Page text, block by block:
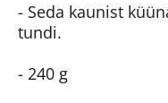
- Seda kaunist
tundi.
- 240 g